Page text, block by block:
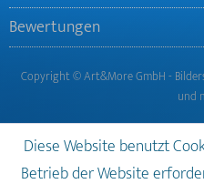
Bewertungen
Copyright © Art&More GmbH -
und
Diese Website benutzt
Betrieb der Website